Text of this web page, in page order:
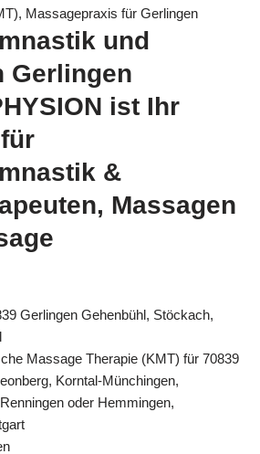
Massagepraxis für Gerlingen
und
Gerlingen
ist Ihr
&
Massagen
Gerlingen Gehenbühl, Stöckach,
Massage Therapie (KMT) für 70839
Korntal-Münchingen,
oder Hemmingen,